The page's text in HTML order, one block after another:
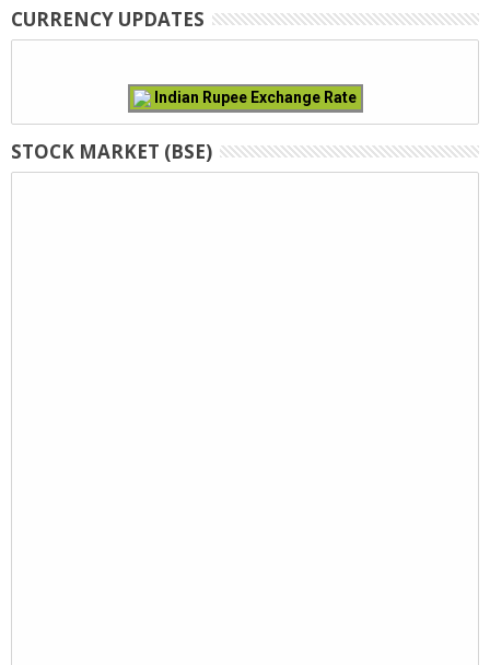
CURRENCY UPDATES
Indian Rupee Exchange Rate
STOCK MARKET (BSE)